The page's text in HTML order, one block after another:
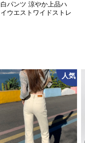
白パンツ 涼やか上品ハ
イウエストワイドストレ
人気